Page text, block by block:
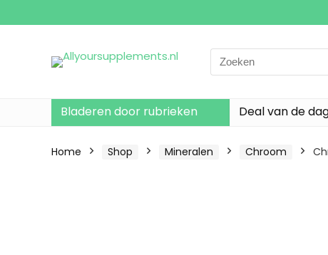
Search
for:
Bladeren door rubrieken Deal van de
Home Shop Mineralen Chroom